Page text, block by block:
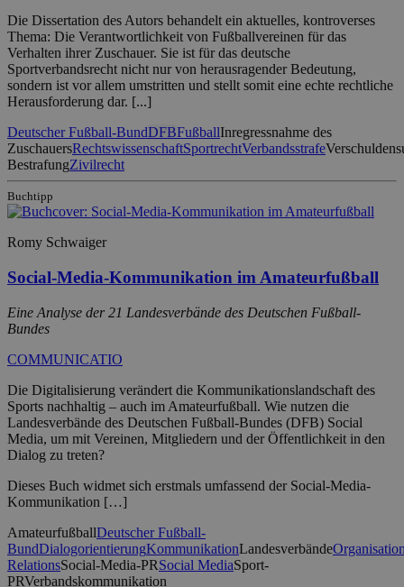
Die Dissertation des Autors behandelt ein aktuelles, kontroverses
Thema: Die Verantwortlichkeit von Fußballvereinen für das
Verhalten ihrer Zuschauer. Sie ist für das deutsche
Sportverbandsrecht nicht nur von herausragender Bedeutung,
sondern ist vor allem umstritten und stellt somit eine echte rechtliche
Herausforderung dar. [...]
Deutscher Fußball-BundDFBFußballInregressnahme des
ZuschauersRechtswissenschaftSportrechtVerbandsstrafe
BestrafungZivilrecht
Buchtipp
Romy Schwaiger
Social-Media-Kommunikation im Amateurfußball
Eine Analyse der 21 Landesverbände des Deutschen Fußball-
Bundes
COMMUNICATIO
Die Digitalisierung verändert die Kommunikationslandschaft des
Sports nachhaltig – auch im Amateurfußball. Wie nutzen die
Landesverbände des Deutschen Fußball-Bundes (DFB) Social
Media, um mit Vereinen, Mitgliedern und der Öffentlichkeit in den
Dialog zu treten?
Dieses Buch widmet sich erstmals umfassend der Social-Media-
Kommunikation […]
AmateurfußballDeutscher Fußball-
BundDialogorientierungKommunikationLandesverbände
RelationsSocial-Media-PRSocial MediaSport-
PRVerbandskommunikation